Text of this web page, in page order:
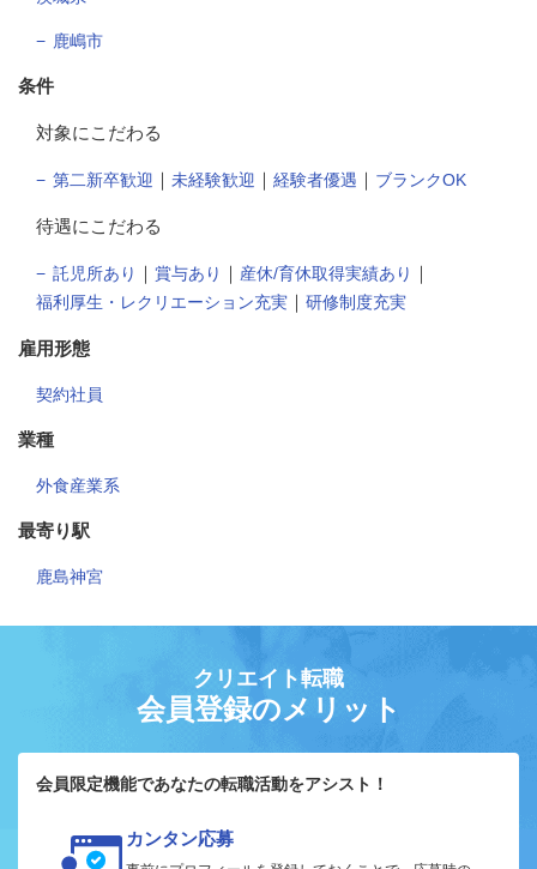
鹿嶋市
条件
対象にこだわる
第二新卒歓迎 ｜ 未経験歓迎 ｜ 経験者優遇 ｜ ブランクOK
待遇にこだわる
託児所あり ｜ 賞与あり ｜ 産休/育休取得実績あり ｜
福利厚生・レクリエーション充実 ｜ 研修制度充実
雇用形態
契約社員
業種
外食産業系
最寄り駅
鹿島神宮
クリエイト転職
会員登録のメリット
会員限定機能であなたの転職活動をアシスト！
カンタン応募